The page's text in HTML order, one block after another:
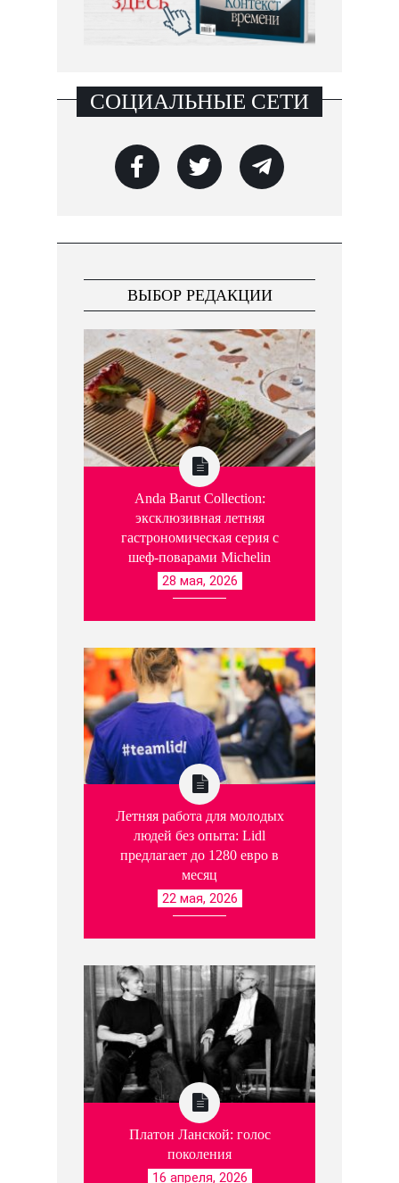
СОЦИАЛЬНЫЕ СЕТИ
ВЫБОР РЕДАКЦИИ
Anda Barut Collection:
эксклюзивная летняя
гастрономическая серия с
шеф-поварами Michelin
28 мая, 2026
Летняя работа для молодых
людей без опыта: Lidl
предлагает до 1280 евро в
месяц
22 мая, 2026
Платон Ланской: голос
поколения
16 апреля, 2026